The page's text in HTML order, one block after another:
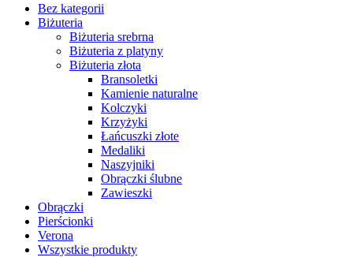
Bez kategorii
Biżuteria
Biżuteria srebrna
Biżuteria z platyny
Biżuteria złota
Bransoletki
Kamienie naturalne
Kolczyki
Krzyżyki
Łańcuszki złote
Medaliki
Naszyjniki
Obrączki ślubne
Zawieszki
Obrączki
Pierścionki
Verona
Wszystkie produkty